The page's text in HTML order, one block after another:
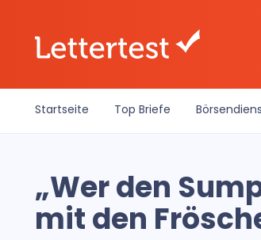
Startseite Top Briefe
„Wer den
mit den